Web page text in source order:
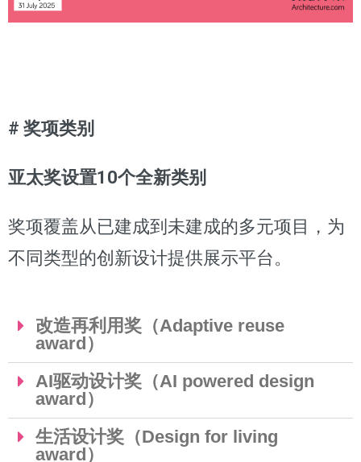
# 奖项类别
亚太奖设置10个全新类别
奖项覆盖从已建成到未建成的多元项目，为
不同类型的创新设计提供展示平台。
改造再利用奖（Adaptive reuse
award）
AI驱动设计奖（AI powered design
award）
生活设计奖（Design for living
award）